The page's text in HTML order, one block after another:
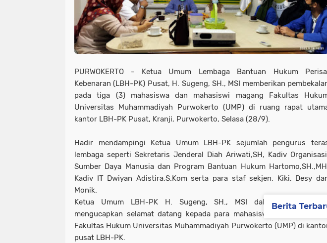
PURWOKERTO - Ketua Umum Lembaga Bantuan Hukum
Kebenaran (LBH-PK) Pusat, H. Sugeng, SH., MSI memberikan
pada tiga (3) mahasiswa dan mahasiswi magang Fakultas
Universitas Muhammadiyah Purwokerto (UMP) di ruang rapat
kantor LBH-PK Pusat, Kranji, Purwokerto, Selasa (28/9).
Hadir mendampingi Ketua Umum LBH-PK sejumlah pengurus
lembaga seperti Sekretaris Jenderal Diah Ariwati,SH, Kadiv
Sumber Daya Manusia dan Program Bantuan Hukum
Kadiv IT Dwiyan Adistira,S.Kom serta para staf sekjen, Kiki, Desy
Monik.
Ketua Umum LBH-PK H. Sugeng, SH., MSI dalam sambutannya
mengucapkan selamat datang kepada para mahasiswa dan mahasiswi
Fakultas Hukum Universitas Muhammadiyah Purwokerto (UMP) di
pusat LBH-PK.
Berita